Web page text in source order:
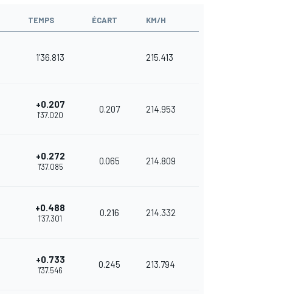
TEMPS ÉCART KM/H
1'36.813 215.413
+0.207
1'37.020
0.207 214.953
+0.272
1'37.085
0.065 214.809
+0.488
1'37.301
0.216 214.332
+0.733
1'37.546
0.245 213.794